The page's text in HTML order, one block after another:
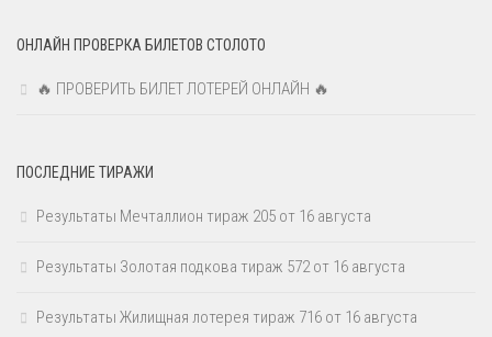
ОНЛАЙН ПРОВЕРКА БИЛЕТОВ СТОЛОТО
🔥 ПРОВЕРИТЬ БИЛЕТ ЛОТЕРЕЙ ОНЛАЙН 🔥
ПОСЛЕДНИЕ ТИРАЖИ
Результаты Мечталлион тираж 205 от 16 августа
Результаты Золотая подкова тираж 572 от 16 августа
Результаты Жилищная лотерея тираж 716 от 16 августа